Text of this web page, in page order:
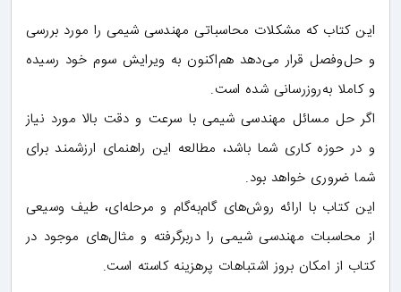
این کتاب که مشکلات محاسباتی مهندسی شیمی را مورد بررسی
و حل‌وفصل قرار می‌دهد هم‌اکنون به ویرایش سوم خود رسیده
و کاملا به‌روزرسانی شده است.
اگر حل مسائل مهندسی شیمی با سرعت و دقت بالا مورد نیاز
و در حوزه کاری شما باشد، مطالعه این راهنمای ارزشمند برای
شما ضروری خواهد بود.
این کتاب با ارائه روش‌های گام‌به‌گام و مرحله‌ای، طیف وسیعی
از محاسبات مهندسی شیمی را دربرگرفته و مثال‌های موجود در
کتاب از امکان بروز اشتباهات پرهزینه کاسته است.